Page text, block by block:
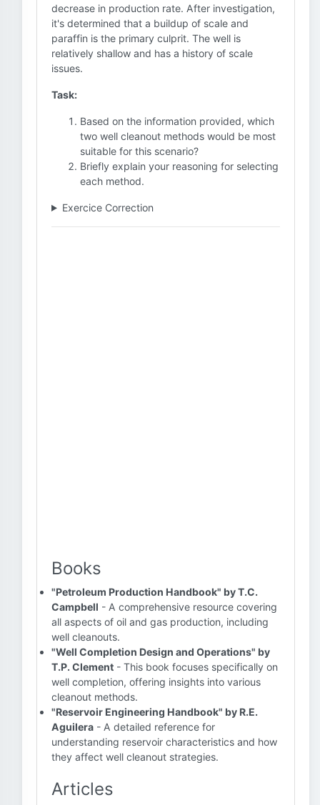
decrease in production rate. After investigation,
it's determined that a buildup of scale and
paraffin is the primary culprit. The well is
relatively shallow and has a history of scale
issues.
Task:
Based on the information provided, which
two well cleanout methods would be most
suitable for this scenario?
Briefly explain your reasoning for selecting
each method.
Exercice Correction
Books
"Petroleum Production Handbook" by T.C.
Campbell - A comprehensive resource covering
all aspects of oil and gas production, including
well cleanouts.
"Well Completion Design and Operations" by
T.P. Clement - This book focuses specifically on
well completion, offering insights into various
cleanout methods.
"Reservoir Engineering Handbook" by R.E.
Aguilera - A detailed reference for
understanding reservoir characteristics and how
they affect well cleanout strategies.
Articles